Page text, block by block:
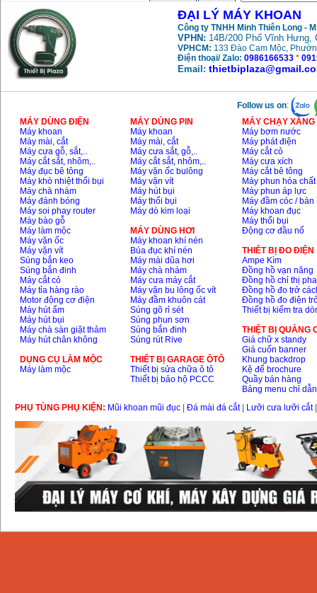
ĐẠI LÝ MÁY KHOAN
Công ty TNHH Minh Thiên Long -
VPHN: 14B/200 Phố Vĩnh Hưng,
VPHCM: 133 Đào Cam Mộc,
Điện thoại/ Zalo: 0986166533 *
Email:
Follow us on:
MÁY DÙNG ĐIỆN
Máy khoan
Máy mài, cắt
Máy cưa gỗ, sắt,..
Máy cắt sắt, nhôm,..
Máy đục bê tông
Máy khò nhiệt thổi bụi
Máy chà nhám
Máy đánh bóng
Máy soi phay router
Máy bào gỗ
Máy làm mộc
Máy vặn ốc
Máy vặn vít
Súng bắn keo
Súng bắn đinh
Máy cắt cỏ
Máy tỉa hàng rào
Motor động cơ điện
Máy hút ẩm
Máy hút bụi
Máy chà sàn giặt thảm
Máy hút chân không
DỤNG CỤ LÀM MỘC
Máy làm mộc
MÁY DÙNG PIN
Máy khoan
Máy mài, cắt
Máy cưa sắt, gỗ,..
Máy cắt sắt, nhôm,..
Máy vặn ốc bulông
Máy vặn vít
Máy hút bụi
Máy thổi bụi
Máy dò kim loại
MÁY DÙNG HƠI
Máy khoan khí nén
Búa đục khí nén
Máy mài dũa hơi
Máy chà nhám
Máy cưa máy cắt
Máy vặn bu lông ốc vít
Máy đầm khuôn cát
Súng gõ rỉ sét
Súng phun sơn
Súng bắn đinh
Súng rút Rive
THIÊT BỊ GARAGE ÔTÔ
Thiết bị sửa chữa ô tô
Thiết bị bảo hộ PCCC
MÁY CHẠY
Máy bơm nước
Máy phát điện
Máy cắt cỏ
Máy cưa xích
Máy cắt bê tông
Máy phun hóa chất
Máy phun áp lực
Máy đầm cóc / bàn
Máy khoan đục
Máy thổi bụi
Động cơ đầu nổ
THIÊT BỊ ĐO ĐIỆN
Ampe Kìm
Đồng hồ vạn năng
Đồng hồ chỉ thị pha
Đồng hồ đo trở
Đồng hồ đo điện
Thiết bị kiểm tra
THIỆT BỊ QUẢNG
Giá chữ x standy
Giá cuốn banner
Khung backdrop
Kệ để brochure
Quầy bán hàng
Bảng menu chỉ dẫn
PHỤ TÙNG PHỤ KIỆN: Mũi khoan mũi đục Đá mài đá cắt| Lưỡi cưa lưỡi cắt